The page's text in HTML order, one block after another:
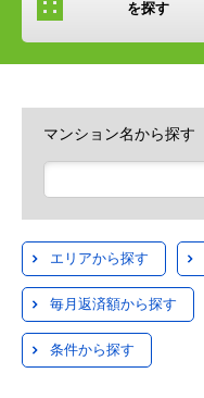
を探す
マンション名から探す
エリアから探す
毎月返済額から探す
条件から探す